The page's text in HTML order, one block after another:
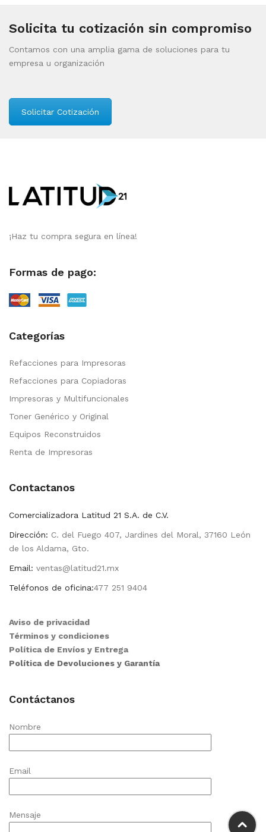
Solicita tu cotización sin compromiso
Contamos con una amplia gama de soluciones para tu
empresa u organización
Solicitar Cotización
¡Haz tu compra segura en línea!
Formas de pago:
Categorías
Refacciones para Impresoras
Refacciones para Copiadoras
Impresoras y Multifuncionales
Toner Genérico y Original
Equipos Reconstruidos
Renta de Impresoras
Contactanos
Comercializadora Latitud 21 S.A. de C.V.
Dirección: C. del Fuego 407, Jardines del Moral, 37160 León
de los Aldama, Gto.
Email: ventas@latitud21.mx
Teléfonos de oficina:477 251 9404
Aviso de privacidad
Términos y condiciones
Política de Envíos y Entrega
Política de Devoluciones y Garantía
Contáctanos
Nombre
Email
Mensaje